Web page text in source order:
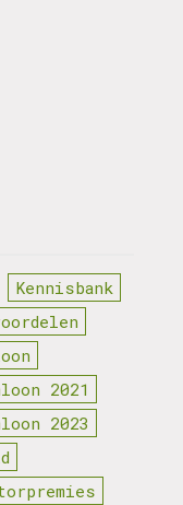
Kennisbank
2021
2023